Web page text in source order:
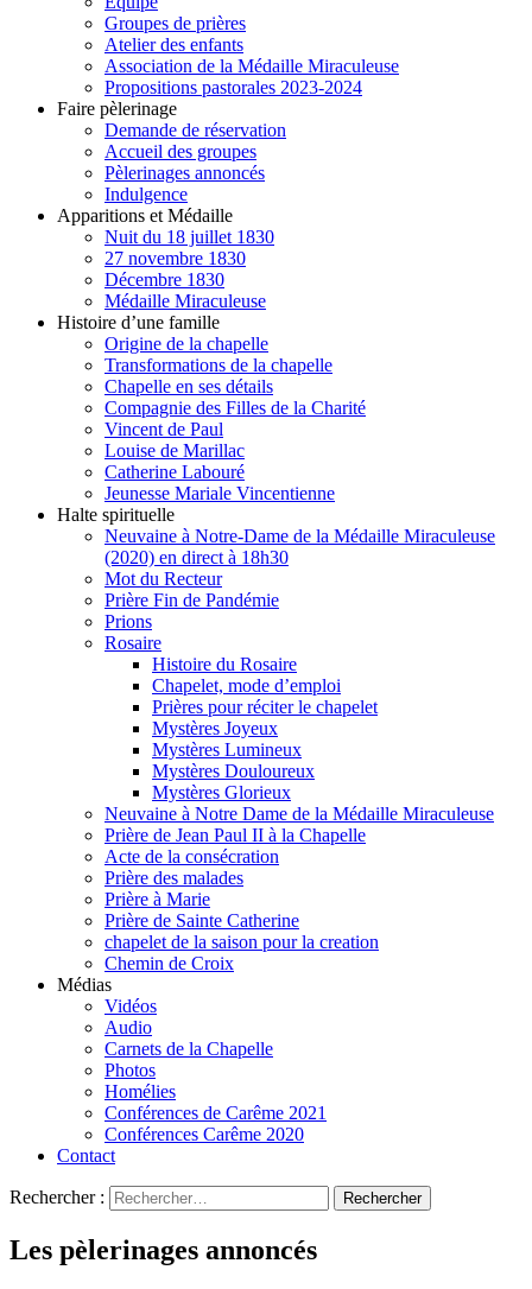
Groupes de prières
Atelier des enfants
Association de la Médaille Miraculeuse
Propositions pastorales 2023-2024
Faire pèlerinage
Demande de réservation
Accueil des groupes
Pèlerinages annoncés
Indulgence
Apparitions et Médaille
Nuit du 18 juillet 1830
27 novembre 1830
Décembre 1830
Médaille Miraculeuse
Histoire d’une famille
Origine de la chapelle
Transformations de la chapelle
Chapelle en ses détails
Compagnie des Filles de la Charité
Vincent de Paul
Louise de Marillac
Catherine Labouré
Jeunesse Mariale Vincentienne
Halte spirituelle
Neuvaine à Notre-Dame de la Médaille Miraculeuse
(2020) en direct à 18h30
Mot du Recteur
Prière Fin de Pandémie
Prions
Rosaire
Histoire du Rosaire
Chapelet, mode d’emploi
Prières pour réciter le chapelet
Mystères Joyeux
Mystères Lumineux
Mystères Douloureux
Mystères Glorieux
Neuvaine à Notre Dame de la Médaille Miraculeuse
Prière de Jean Paul II à la Chapelle
Acte de la consécration
Prière des malades
Prière à Marie
Prière de Sainte Catherine
chapelet de la saison pour la creation
Chemin de Croix
Médias
Vidéos
Audio
Carnets de la Chapelle
Photos
Homélies
Conférences de Carême 2021
Conférences Carême 2020
Contact
Rechercher :
Les pèlerinages annoncés